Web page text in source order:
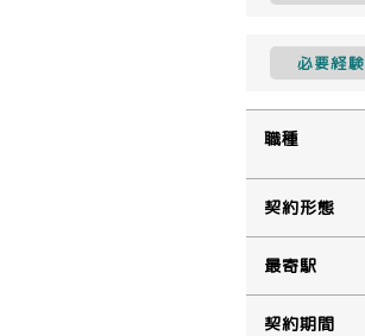
必要経験
職種
契約形態
最寄駅
契約期間